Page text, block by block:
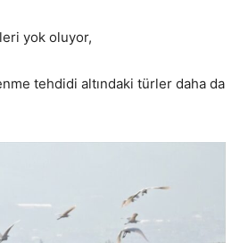
oluyor,
altındaki türler daha da